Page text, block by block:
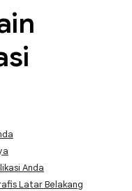
Anda
Latar Belakang